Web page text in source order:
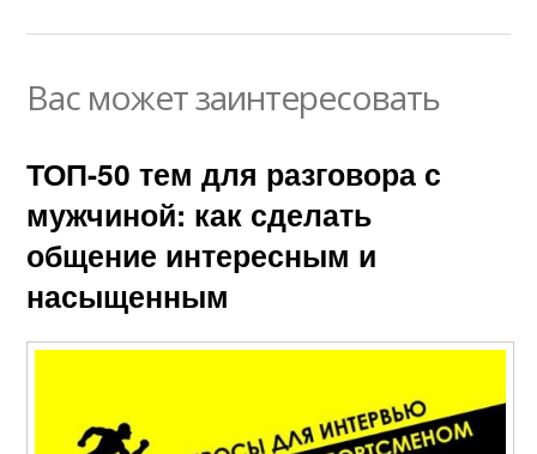
Вас может заинтересовать
ТОП-50 тем для разговора с
мужчиной: как сделать
общение интересным и
насыщенным